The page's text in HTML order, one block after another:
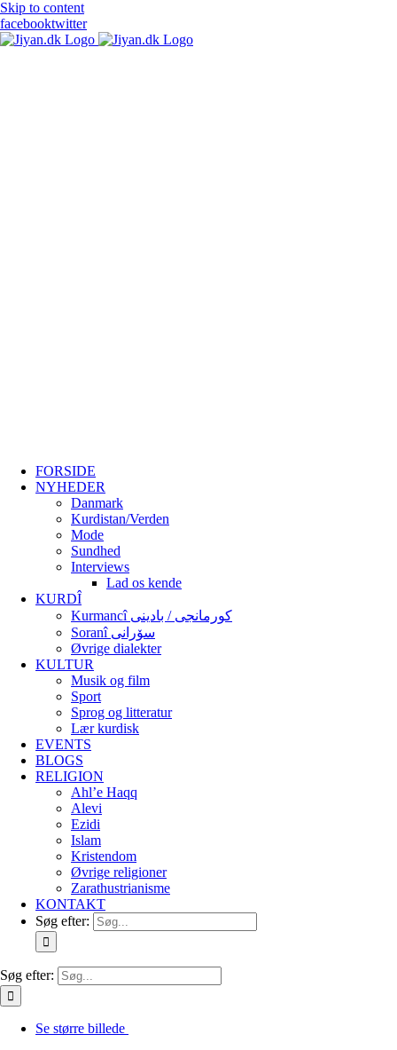
Skip to content
facebooktwitter
FORSIDE
NYHEDER
Danmark
Kurdistan/Verden
Mode
Sundhed
Interviews
Lad os kende
KURDÎ
Kurmancî کورمانجی / بادینی
Soranî سۆرانی
Øvrige dialekter
KULTUR
Musik og film
Sport
Sprog og litteratur
Lær kurdisk
EVENTS
BLOGS
RELIGION
Ahl’e Haqq
Alevi
Ezidi
Islam
Kristendom
Øvrige religioner
Zarathustrianisme
KONTAKT
Søg efter:
Søg efter:
Se større billede